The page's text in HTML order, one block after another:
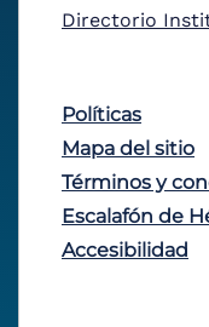
Directorio
Políticas
Mapa del sitio
Términos y
Escalafón de
Accesibilidad